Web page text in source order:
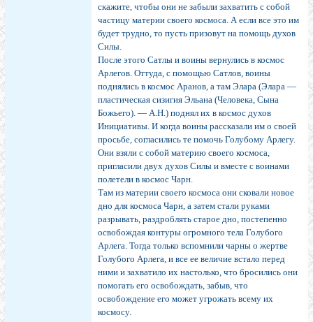
скажите, чтобы они не забыли захватить с собой
частицу материи своего космоса. А если все это им
будет трудно, то пусть призовут на помощь духов
Силы.
После этого Сатлы и воины вернулись в космос
Арлегов. Оттуда, с помощью Сатлов, воины
поднялись в космос Аранов, а там Элара (Элара —
пластическая сизигия Эльана (Человека, Сына
Божьего). — А.Н.) поднял их в космос духов
Инициативы. И когда воины рассказали им о своей
просьбе, согласились те помочь Голубому Арлегу.
Они взяли с собой материю своего космоса,
пригласили двух духов Силы и вместе с воинами
полетели в космос Чарн.
Там из материи своего космоса они сковали новое
дно для космоса Чарн, а затем стали руками
разрывать, раздроблять старое дно, постепенно
освобождая контуры огромного тела Голубого
Арлега. Тогда только вспомнили чарны о жертве
Голубого Арлега, и все ее величие встало перед
ними и захватило их настолько, что бросились они
помогать его освобождать, забыв, что
освобождение его может угрожать всему их
космосу.